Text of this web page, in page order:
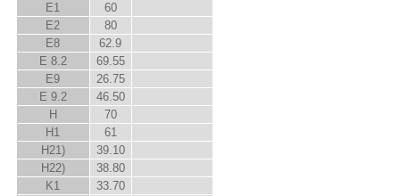
E1
60
E2
80
E8
62.9
E 8.2
69.55
E9
26.75
E 9.2
46.50
H
70
H 1
61
H21)
39.10
H22)
38.80
K1
33.70